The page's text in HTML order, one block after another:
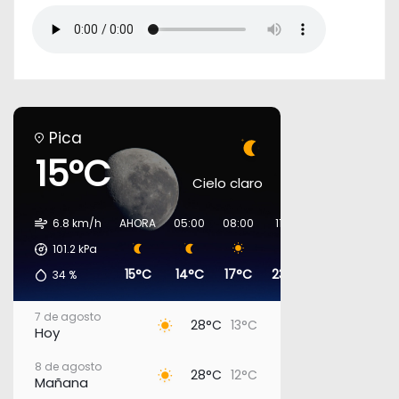
Pica
15°C Cielo claro
6.8 km/h
101.2kPa
34 %
AHORA
15°C
05:00
14°C
08:00
17°C
11:00
23°C
7 de agosto
Hoy 28°C 13°C
8 de agosto
Mañana 28°C 12°C